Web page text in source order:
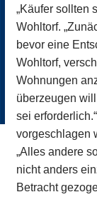
„Käufer sollten
Wohltorf.
bevor eine
Wohltorf,
Wohnungen
überzeugen
sei
vorgeschlagen
„Alles andere
nicht anders
Betracht